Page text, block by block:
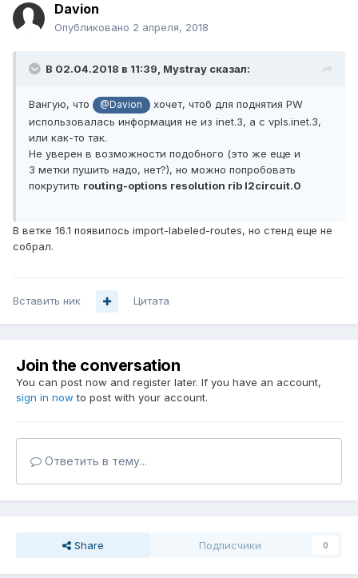
Davion
Опубликовано 2 апреля, 2018
В 02.04.2018 в 11:39, Mystray сказал:
Вангую, что @Davion
хочет, чтоб для поднятия PW
использовалась информация не из inet.3, а с vpls.inet.3,
или как-то так.
Не уверен в возможности подобного (это же еще и
3 метки пушить надо, нет?), но можно попробовать
покрутить routing-options resolution rib l2circuit.0
В ветке 16.1 появилось import-labeled-routes, но стенд еще не
собрал.
Вставить ник Цитата
Join the conversation
You can post now and register later. If you have an account,
sign in now to post with your account.
Ответить в тему...
Share Подписчики 0